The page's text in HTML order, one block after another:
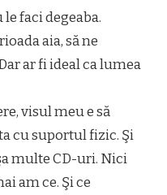
faci degeaba.
aia, să ne
ar fi ideal ca lumea
visul meu e să
cu suportul fizic. Şi
multe CD-uri. Nici
am ce. Şi ce